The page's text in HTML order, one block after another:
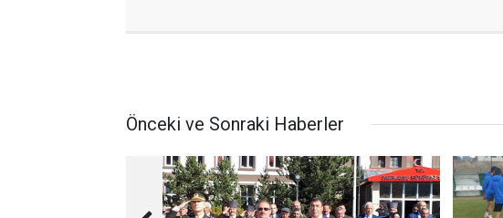
Önceki ve Sonraki Haberler